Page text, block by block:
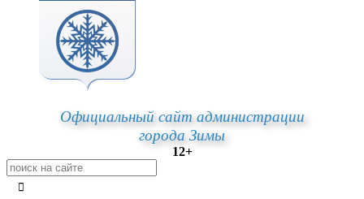
Официальный сайт администрации
города Зимы
12+